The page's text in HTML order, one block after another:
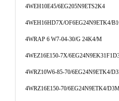
4WEH10E45/6EG205N9ETS2K4
4WEH16HD7X/OF6EG24N9ETK4/
4WRAP 6 W7-04-30/G 24K4/M
4WEZ16E150-7X/
4WRZ10W6-85-70/6EG24N9ETK4/
4WRZ16E150-70/6EG24N9ETK4/